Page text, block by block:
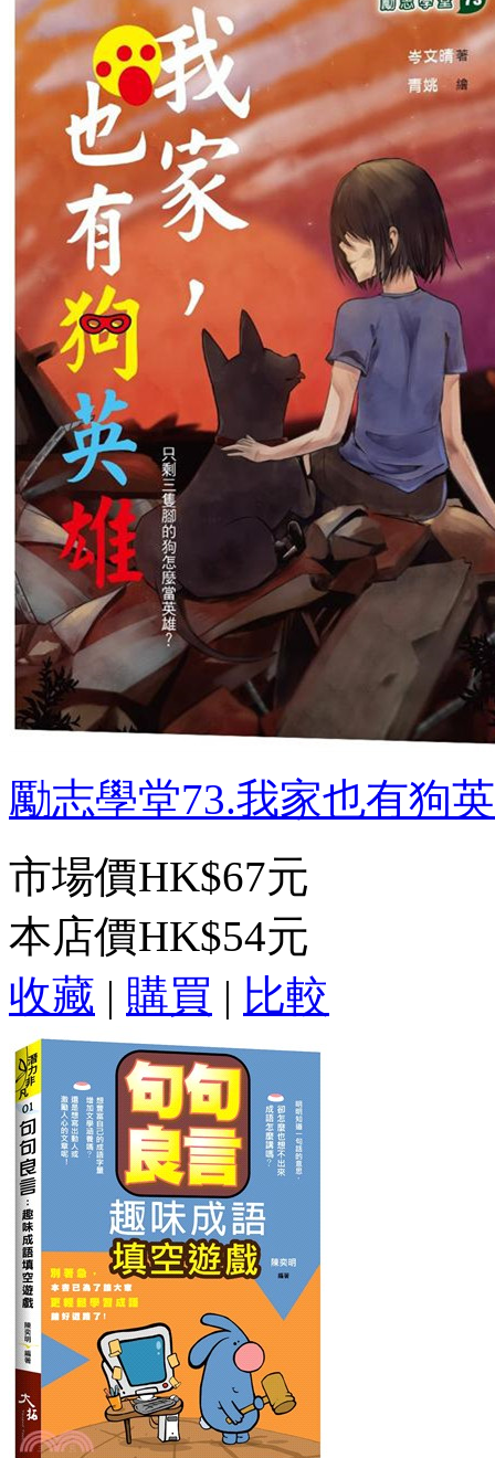
勵志學堂73.我家也有狗
市場價HK$67元
本店價HK$54元
收藏 | 購買 | 比較